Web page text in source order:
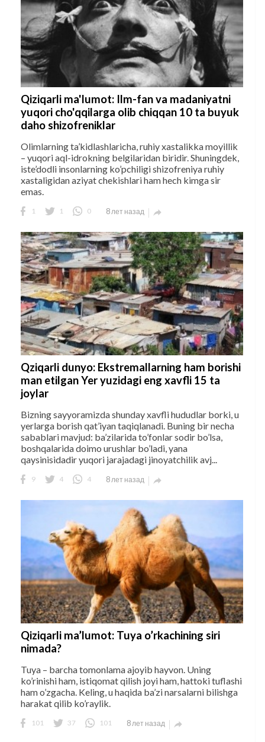
Qiziqarli ma'lumot: Ilm-fan va madaniyatni
yuqori cho'qqilarga olib chiqqan 10 ta buyuk
daho shizofreniklar
Olimlarning ta’kidlashlaricha, ruhiy xastalikka moyillik
– yuqori aql-idrokning belgilaridan biridir. Shuningdek,
iste’dodli insonlarning ko’pchiligi shizofreniya ruhiy
xastaligidan aziyat chekishlari ham hech kimga sir
emas.
1 1 0 8 лет назад 
Qziqarli dunyo: Ekstremallarning ham borishi
man etilgan Yer yuzidagi eng xavfli 15 ta
joylar
Bizning sayyoramizda shunday xavfli hududlar borki, u
yerlarga borish qat’iyan taqiqlanadi. Buning bir necha
sabablari mavjud: ba’zilarida to’fonlar sodir bo’lsa,
boshqalarida doimo urushlar bo’ladi, yana
qaysinisidadir yuqori jarajadagi jinoyatchilik avj...
9 4 4 8 лет назад 
Qiziqarli ma’lumot: Tuya o’rkachining siri
nimada?
Tuya – barcha tomonlama ajoyib hayvon. Uning
ko’rinishi ham, istiqomat qilish joyi ham, hattoki tuflashi
ham o’zgacha. Keling, u haqida ba’zi narsalarni bilishga
harakat qilib ko’raylik.
101 37 101 8 лет назад 